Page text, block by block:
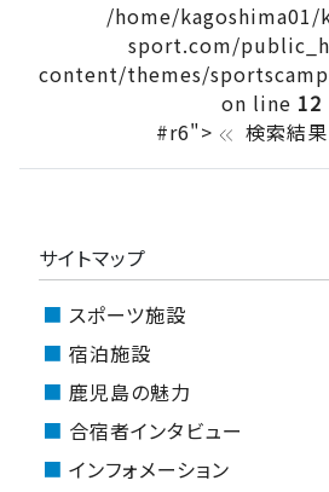
/home/kagoshima01/
sport.com/
content/themes/
on line 12
#r6"> keyboard_double_arrow_left 検索結
サイトマップ
スポーツ施設
宿泊施設
鹿児島の魅力
合宿者インタビュー
インフォメーション